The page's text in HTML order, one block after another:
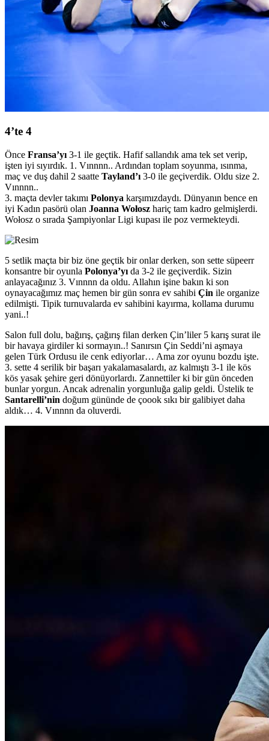
4’te 4
Önce Fransa’yı 3-1 ile geçtik. Hafif sallandık ama tek set verip,
işten iyi sıyırdık. 1. Vınnnn.. Ardından toplam soyunma, ısınma,
maç ve duş dahil 2 saatte Tayland’ı 3-0 ile geçiverdik. Oldu size 2.
Vınnnn..
3. maçta devler takımı Polonya karşımızdaydı. Dünyanın bence en
iyi Kadın pasörü olan Joanna Wołosz hariç tam kadro gelmişlerdi.
Wołosz o sırada Şampiyonlar Ligi kupası ile poz vermekteydi.
5 setlik maçta bir biz öne geçtik bir onlar derken, son sette süpeerr
konsantre bir oyunla Polonya’yı da 3-2 ile geçiverdik. Sizin
anlayacağınız 3. Vınnnn da oldu. Allahın işine bakın ki son
oynayacağımız maç hemen bir gün sonra ev sahibi Çin ile organize
edilmişti. Tipik turnuvalarda ev sahibini kayırma, kollama durumu
yani..!
Salon full dolu, bağırış, çağırış filan derken Çin’liler 5 karış surat ile
bir havaya girdiler ki sormayın..! Sanırsın Çin Seddi’ni aşmaya
gelen Türk Ordusu ile cenk ediyorlar… Ama zor oyunu bozdu işte.
3. sette 4 serilik bir başarı yakalamasalardı, az kalmıştı 3-1 ile kös
kös yasak şehire geri dönüyorlardı. Zannettiler ki bir gün önceden
bunlar yorgun. Ancak adrenalin yorgunluğa galip geldi. Üstelik te
Santarelli’nin doğum gününde de çoook sıkı bir galibiyet daha
aldık… 4. Vınnnn da oluverdi.